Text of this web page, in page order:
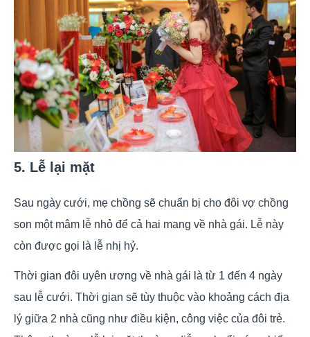
5. Lễ lại mặt
Sau ngày cưới, mẹ chồng sẽ chuẩn bị cho đôi vợ chồng
son một mâm lễ nhỏ để cả hai mang về nhà gái. Lễ này
còn được gọi là lễ nhị hỷ.
Thời gian đôi uyên ương về nhà gái là từ 1 đến 4 ngày
sau lễ cưới. Thời gian sẽ tùy thuộc vào khoảng cách địa
lý giữa 2 nhà cũng như điều kiện, công việc của đôi trẻ.